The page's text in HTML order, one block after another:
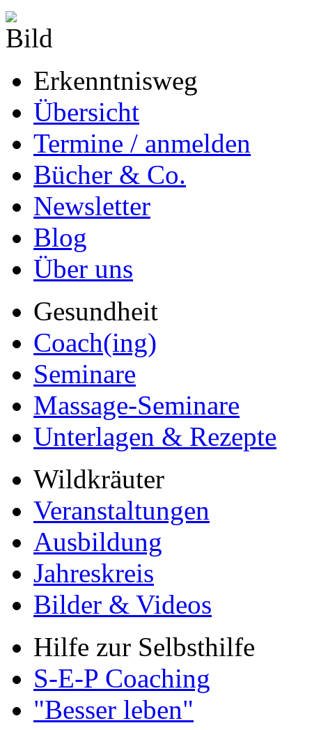
Erkenntnisweg
Übersicht
Termine / anmelden
Bücher & Co.
Newsletter
Blog
Über uns
Gesundheit
Coach(ing)
Seminare
Massage-Seminare
Unterlagen & Rezepte
Wildkräuter
Veranstaltungen
Ausbildung
Jahreskreis
Bilder & Videos
Hilfe zur Selbsthilfe
S-E-P Coaching
"Besser leben"